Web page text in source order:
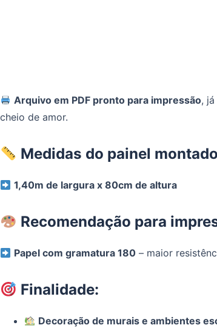
Arquivo em PDF pronto para impressão,
cheio de amor.
Medidas do painel
1,40m de largura x 80cm de altura
Recomendação para
Papel com gramatura 180 – maior
Finalidade:
Decoração de murais e ambientes